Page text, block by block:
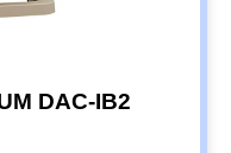
DAC-IB2